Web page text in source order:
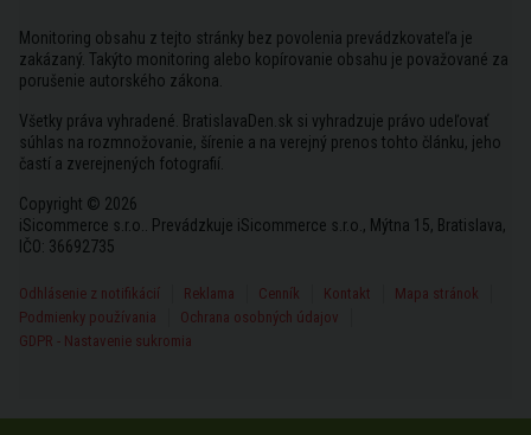
Monitoring obsahu z tejto stránky bez povolenia prevádzkovateľa je
zakázaný. Takýto monitoring alebo kopírovanie obsahu je považované za
porušenie autorského zákona.
Všetky práva vyhradené. BratislavaDen.sk si vyhradzuje právo udeľovať
súhlas na rozmnožovanie, šírenie a na verejný prenos tohto článku, jeho
častí a zverejnených fotografií.
Copyright © 2026
iSicommerce s.r.o.. Prevádzkuje iSicommerce s.r.o., Mýtna 15, Bratislava,
IČO: 36692735
Odhlásenie z notifikácií Reklama Cenník Kontakt
Mapa stránok
Podmienky používania
Ochrana osobných údajov
GDPR - Nastavenie sukromia